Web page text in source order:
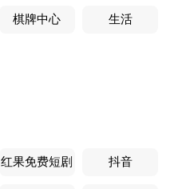
棋牌中心 生活
红果免费短剧 抖音